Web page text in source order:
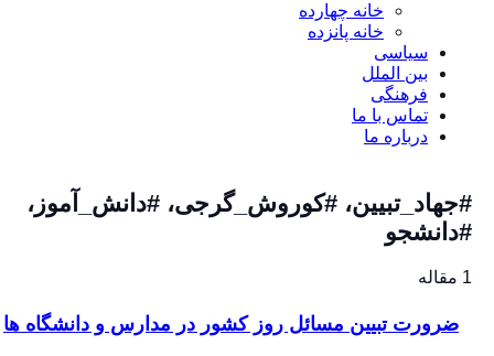
خانه چهارده
خانه پانزده
سیاسی
بین الملل
فرهنگی
تماس با ما
درباره ما
#کوروش_گرجی، #دانش_آموز،
ضرورت تبیین مسائل روز کشور در مدارس و دانشگاه ها